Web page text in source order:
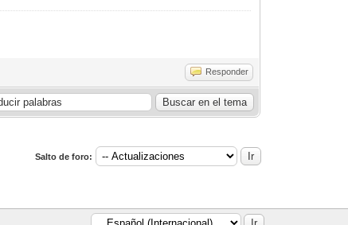
Responder
Salto de foro: